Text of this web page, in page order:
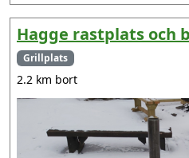
Hagge rastplats och
Grillplats
2.2 km bort